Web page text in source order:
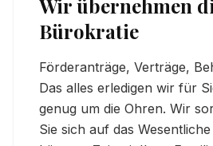
Wir übernehmen
Bürokratie
Förderanträge, Verträge,
Das alles erledigen wir für
genug um die Ohren. Wir
Sie sich auf das